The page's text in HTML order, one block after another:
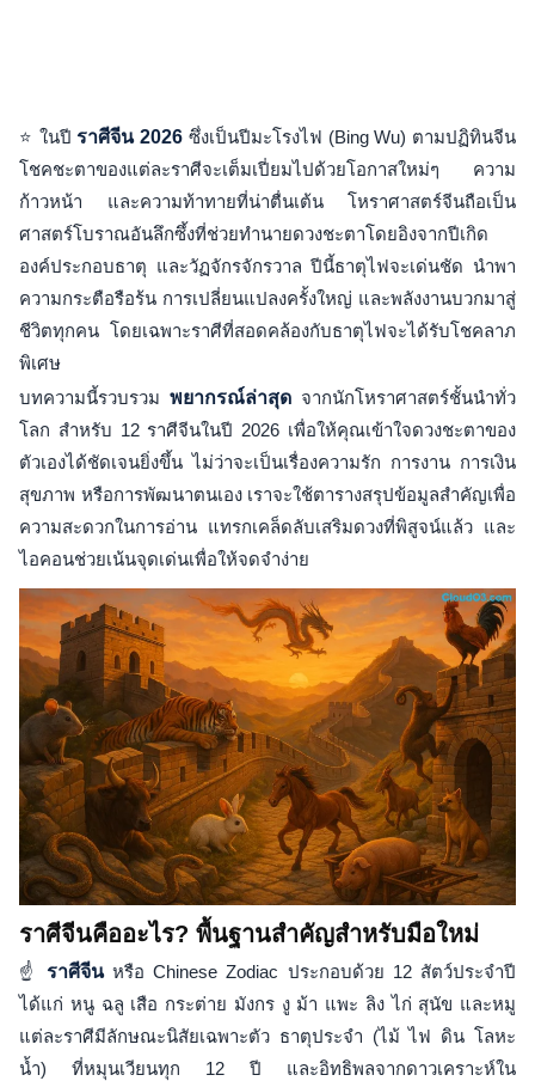
⭐ ในปี ราศีจีน 2026 ซึ่งเป็นปีมะโรงไฟ (Bing Wu) ตามปฏิทินจีน
โชคชะตาของแต่ละราศีจะเต็มเปี่ยมไปด้วยโอกาสใหม่ๆ ความ
ก้าวหน้า และความท้าทายที่น่าตื่นเต้น โหราศาสตร์จีนถือเป็น
ศาสตร์โบราณอันลึกซึ้งที่ช่วยทำนายดวงชะตาโดยอิงจากปีเกิด
องค์ประกอบธาตุ และวัฏจักรจักรวาล ปีนี้ธาตุไฟจะเด่นชัด นำพา
ความกระตือรือร้น การเปลี่ยนแปลงครั้งใหญ่ และพลังงานบวกมาสู่
ชีวิตทุกคน โดยเฉพาะราศีที่สอดคล้องกับธาตุไฟจะได้รับโชคลาภ
พิเศษ
บทความนี้รวบรวม พยากรณ์ล่าสุด จากนักโหราศาสตร์ชั้นนำทั่ว
โลก สำหรับ 12 ราศีจีนในปี 2026 เพื่อให้คุณเข้าใจดวงชะตาของ
ตัวเองได้ชัดเจนยิ่งขึ้น ไม่ว่าจะเป็นเรื่องความรัก การงาน การเงิน
สุขภาพ หรือการพัฒนาตนเอง เราจะใช้ตารางสรุปข้อมูลสำคัญเพื่อ
ความสะดวกในการอ่าน แทรกเคล็ดลับเสริมดวงที่พิสูจน์แล้ว และ
ไอคอนช่วยเน้นจุดเด่นเพื่อให้จดจำง่าย
ราศีจีนคืออะไร? พื้นฐานสำคัญสำหรับมือใหม่
☝️ ราศีจีนหรือ Chinese Zodiac ประกอบด้วย 12 สัตว์ประจำปี
ได้แก่ หนู ฉลู เสือ กระต่าย มังกร งู ม้า แพะ ลิง ไก่ สุนัข และหมู
แต่ละราศีมีลักษณะนิสัยเฉพาะตัว ธาตุประจำ (ไม้ ไฟ ดิน โลหะ
น้ำ) ที่หมุนเวียนทุก 12 ปี และอิทธิพลจากดาวเคราะห์ใน